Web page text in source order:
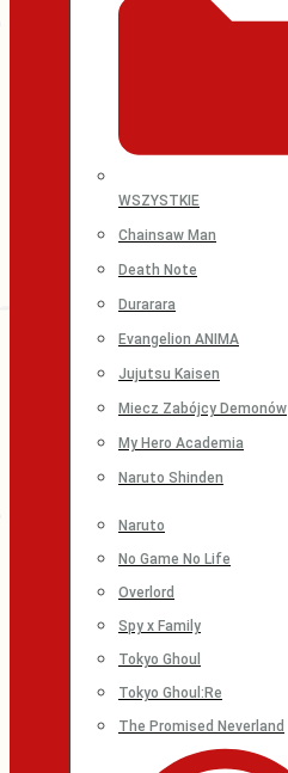
WSZYSTKIE
Chainsaw Man
Death Note
Durarara
Evangelion ANIMA
Jujutsu Kaisen
Miecz Zabójcy Demonów
My Hero Academia
Naruto Shinden
Naruto
No Game No Life
Overlord
Spy x Family
Tokyo Ghoul
Tokyo Ghoul:Re
The Promised Neverland